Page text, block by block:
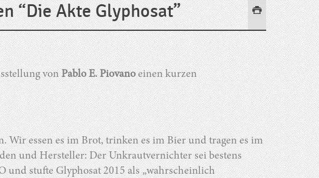
“Die Akte Glyphosat”
vonPablo E. Piovanoeinen kurzen
essen es im Brot, trinken es im Bier und tragen es im
und Hersteller: Der Unkrautvernichter sei bestens
stufte Glyphosat 2015 als „wahrscheinlich